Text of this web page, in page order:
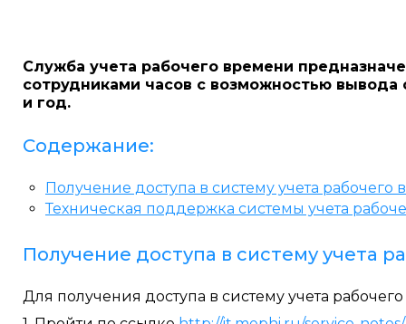
Служба учета рабочего времени
сотрудниками часов с возможностью вывода
и год.
Содержание:
Получение доступа в систему учета рабочего
Техническая поддержка системы учета
Получение доступа в систему учета
Для получения доступа в систему учета